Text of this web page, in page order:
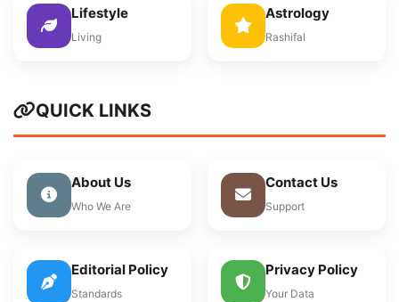
Lifestyle
Living
Astrology
Rashifal
QUICK LINKS
About Us
Who We Are
Contact Us
Support
Editorial Policy
Standards
Privacy Policy
Your Data